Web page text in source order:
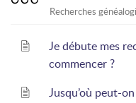
Recherches
Je débute mes
commencer ?
Jusqu’où peut-